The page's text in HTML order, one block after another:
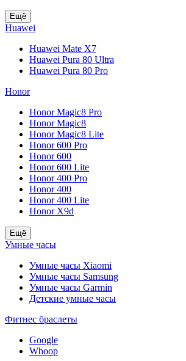
Ещё
Huawei
Huawei Mate X7
Huawei Pura 80 Ultra
Huawei Pura 80 Pro
Honor
Honor Magic8 Pro
Honor Magic8
Honor Magic8 Lite
Honor 600 Pro
Honor 600
Honor 600 Lite
Honor 400 Pro
Honor 400
Honor 400 Lite
Honor X9d
Ещё
Умные часы
Умные часы Xiaomi
Умные часы Samsung
Умные часы Garmin
Детские умные часы
Фитнес браслеты
Google
Whoop